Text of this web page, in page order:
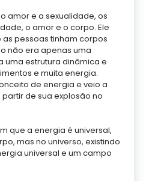
amor e a sexualidade, os
o amor e o corpo. Ele
pessoas tinham corpos
não era apenas uma
uma estrutura dinâmica e
e muita energia.
de energia e veio a
de sua explosão no
que a energia é universal,
mas no universo, existindo
universal e um campo